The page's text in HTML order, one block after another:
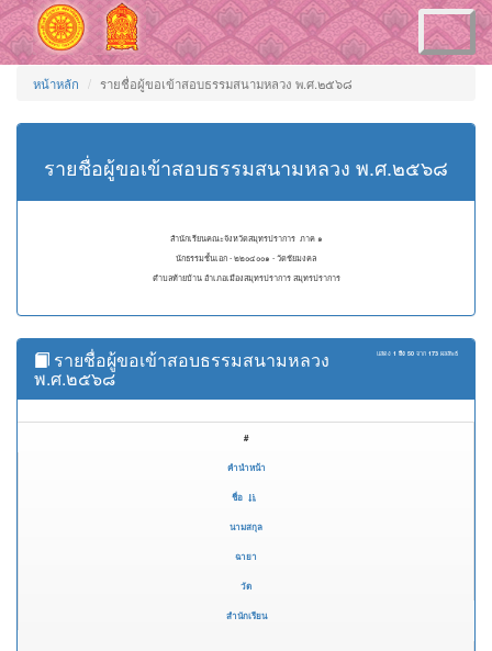
Toggle
navigation
หน้าหลัก รายชื่อผู้ขอเข้าสอบธรรมสนามหลวง พ.ศ.๒๕๖๘
รายชื่อผู้ขอเข้าสอบธรรมสนามหลวง พ.ศ.๒๕๖๘
สำนักเรียนคณะจังหวัดสมุทรปราการ ภาค ๑
นักธรรมชั้นเอก - ๒๒๐๔๐๐๑ - วัดชัยมงคล
ตำบลท้ายบ้าน อำเภอเมืองสมุทรปราการ สมุทรปราการ
แสดง 1 ถึง 50 จาก 173 ผลลัพธ์
รายชื่อผู้ขอเข้าสอบธรรมสนามหลวง
พ.ศ.๒๕๖๘
#
คำนำหน้า
ชื่อ
นามสกุล
ฉายา
วัด
สำนักเรียน